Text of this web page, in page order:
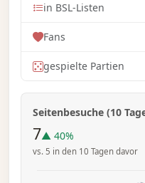
in BSL-Listen
Fans
gespielte Partien
Seitenbesuche (10
7▲ 40%
vs. 5 in den 10 Tagen davor